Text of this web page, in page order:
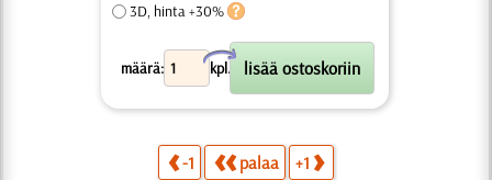
3D, hinta +30%
määrä: kpl.
X
-1 palaa +1